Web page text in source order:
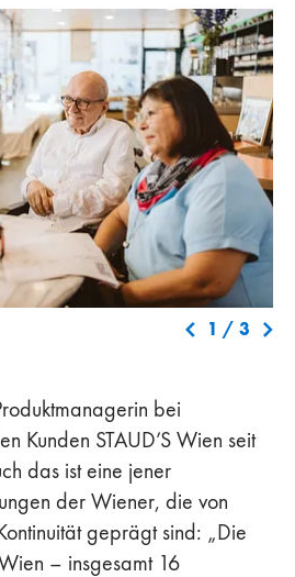
1 / 3
bei
Kunden STAUD’S Wien seit
das ist eine jener
der Wiener, die von
geprägt sind: „Die
– insgesamt 16